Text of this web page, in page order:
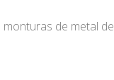
de metal de